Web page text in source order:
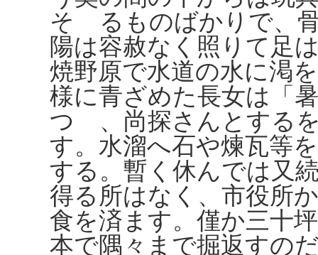
そゝるものばかりで、
陽は容赦なく照りて足
焼野原で水道の水に渇
様に青ざめた長女は「
つゝ、尚探さんとする
す。水溜へ石や煉瓦等
する。暫く休んでは又
得る所はなく、市役所
食を済ます。僅か三十
本で隅々まで掘返すの